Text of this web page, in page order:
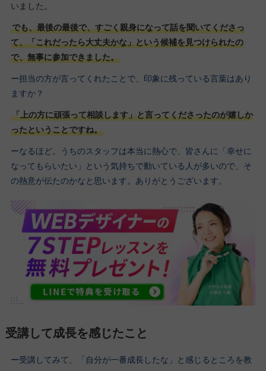
いました。
でも、最後の最後で、すごく親身になって話を聞いてくださっ
て、「これだったら大丈夫かな」という候補を見つけられたの
で、無事に参加できました。
ー担当の方が言ってくれたことで、印象に残っている言葉はあり
ますか？
「上の方に頑張って相談します」と言ってくださったのが嬉しか
ったということですね。
ーなるほど。うちのスタッフは本当に熱心で、皆さんに「幸せに
なってもらいたい」という気持ちで動いている人が多いので、そ
の熱意が伝たのかなと思います。ありがとうございます。
受講して成長を感じたこと
ー受講してみて、「自分が一番成長したな」と感じるところを教